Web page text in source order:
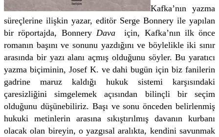
Kafka’nın yazma
süreçlerine ilişkin yazar, editör Serge Bonnery ile yapılan
bir röportajda, Bonnery Davaiçin, Kafka’nın ilk önce
romanın başını ve sonunu yazdığını ve böylelikle iki sınır
arasında bir yazı alanı açmış olduğunu söyler. Bu yaratıcı
yazma biçiminin, Josef K. ve dahi bugün için biz fanilerin
gadrine maruz kaldığı hukuk sistemi karşısındaki
çaresizliğini simgelemek açısından bilinçli bir seçim
olduğunu düşünebiliriz. Başı ve sonu önceden belirlenmiş
hukuki metinlerin arasına sıkıştırılmış davanın kurbanı
olacak olan bireyin, o yazgısal aralıkta, kendini savunmak